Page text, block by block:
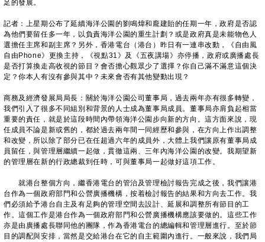
足的發展。
記者：上星期公布了延續海洋公園的劉鳴煒和龐建貽的任期一年，政府是否認
為他們要留任多一年，以負責海洋公園的重生計劃？或是政府真是未能物色人
選擔任主席和副主席？另外，香港電台（港台）昨日有一連串改動，《自由風
自由Phone》更換主持，《視點31》及《五夜講場》亦停播，政府或廣播處長
是否打算換走高收視的節目？會否擔心觀眾少了選擇？你自己滿不滿意這個決
定？你本人有沒有參與其中？未來會否有其他變動出現？
商務及經濟發展局局長：關於海洋公園公司董事局，過去兩年亦有很多轉變，
我們引入了很多不同組別和背景的人士成為董事局成員。董事局亦肩負起相當
重要的責任，就是於這段時間內帶領海洋公園步向新的方向。這方面來說，現
任成員不論是新或舊的，都於過去兩年間一同經歷和參與，在方向上作出調整
和改變，所以除了部分已在任超過六年的成員外，大體上我們讓原有董事局成
員留任，與管理層繼續一起做，貫徹這兩、三年內海洋公園的改變。我期望新
的管理層在新的行政總裁到任時，可與董事局一起做好這項工作。
就港台整個方向，繼香港電台的管治及管理檢討報告完成之後，我們讓港
台作為一個政府部門和公營廣播機構，按着檢討報告的結果和方向去工作。我
們必須給予港台自主及有足夠的管理空間去設計、延展和調整所有節目的工
作。這個工作是港台作為一個政府部門和公營廣播機構應該要做的。這些工作
亦是由廣播處長聯同他的團隊，作為香港電台的總編輯和管理層進行。至於節
目的調配與安排，當然是交給港台在它的自主範圍內進行。一般來說，我們局